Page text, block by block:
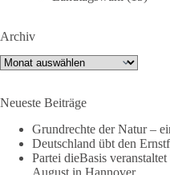
Mariana Mazzucato ist
Economic Forum (WEF). In
Herausforderungen sprach sie
Covid-19-„Impfungen“ nicht
betrachtet Wasser nun als
In München erleben Bürger vor
Archiv
Archiv
Neueste Beiträge
Grundrechte der Natur –
Deutschland übt den
Partei dieBasis